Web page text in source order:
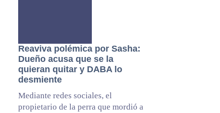
Reaviva polémica por Sasha:
Dueño acusa que se la
quieran quitar y DABA lo
desmiente
Mediante redes sociales, el
propietario de la perra que mordió a